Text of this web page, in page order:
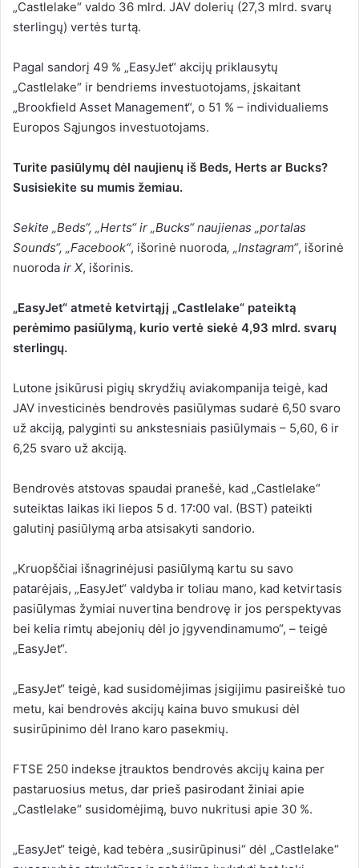
„Castlelake“ valdo 36 mlrd. JAV dolerių (27,3 mlrd. svarų
sterlingų) vertės turtą.
Pagal sandorį 49 % „EasyJet“ akcijų priklausytų
„Castlelake“ ir bendriems investuotojams, įskaitant
„Brookfield Asset Management“, o 51 % – individualiems
Europos Sąjungos investuotojams.
Turite pasiūlymų dėl naujienų iš Beds, Herts ar Bucks?
Susisiekite su mumis žemiau.
Sekite „Beds“, „Herts“ ir „Bucks“ naujienas „portalas
Sounds“, „Facebook“, išorinė nuoroda, „Instagram“, išorinė
nuoroda ir X, išorinis.
„EasyJet“ atmetė ketvirtąjį „Castlelake“ pateiktą
perėmimo pasiūlymą, kurio vertė siekė 4,93 mlrd. svarų
sterlingų.
Lutone įsikūrusi pigių skrydžių aviakompanija teigė, kad
JAV investicinės bendrovės pasiūlymas sudarė 6,50 svaro
už akciją, palyginti su ankstesniais pasiūlymais – 5,60, 6 ir
6,25 svaro už akciją.
Bendrovės atstovas spaudai pranešė, kad „Castlelake“
suteiktas laikas iki liepos 5 d. 17:00 val. (BST) pateikti
galutinį pasiūlymą arba atsisakyti sandorio.
„Kruopščiai išnagrinėjusi pasiūlymą kartu su savo
patarėjais, „EasyJet“ valdyba ir toliau mano, kad ketvirtasis
pasiūlymas žymiai nuvertina bendrovę ir jos perspektyvas
bei kelia rimtų abejonių dėl jo įgyvendinamumo“, – teigė
„EasyJet“.
„EasyJet“ teigė, kad susidomėjimas įsigijimu pasireiškė tuo
metu, kai bendrovės akcijų kaina buvo smukusi dėl
susirūpinimo dėl Irano karo pasekmių.
FTSE 250 indekse įtrauktos bendrovės akcijų kaina per
pastaruosius metus, dar prieš pasirodant žiniai apie
„Castlelake“ susidomėjimą, buvo nukritusi apie 30 %.
„EasyJet“ teigė, kad tebėra „susirūpinusi“ dėl „Castlelake“